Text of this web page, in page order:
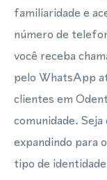
familiaridade e
número de
você receba
pelo WhatsApp
clientes em
comunidade.
expandindo para
tipo de